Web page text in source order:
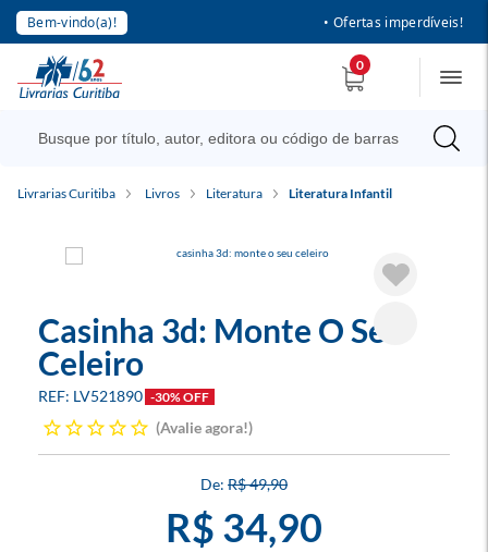
Bem-vindo(a)! • Ofertas imperdíveis!
0
Livrarias Curitiba Livros Literatura Literatura Infantil
Casinha 3d: Monte O Seu
Celeiro
LV521890 -30% OFF
Avalie agora!
R$ 49,90
R$ 34,90